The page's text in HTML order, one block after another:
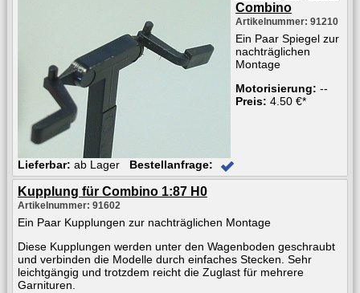
Combino
Artikelnummer: 91210
Ein Paar Spiegel zur
nachträglichen
Montage
Motorisierung: --
Preis: 4.50 €*
Lieferbar: ab Lager Bestellanfrage:
Kupplung für Combino 1:87 H0
Artikelnummer: 91602
Ein Paar Kupplungen zur nachträglichen Montage
Diese Kupplungen werden unter den Wagenboden geschraubt
und verbinden die Modelle durch einfaches Stecken. Sehr
leichtgängig und trotzdem reicht die Zuglast für mehrere
Garnituren.